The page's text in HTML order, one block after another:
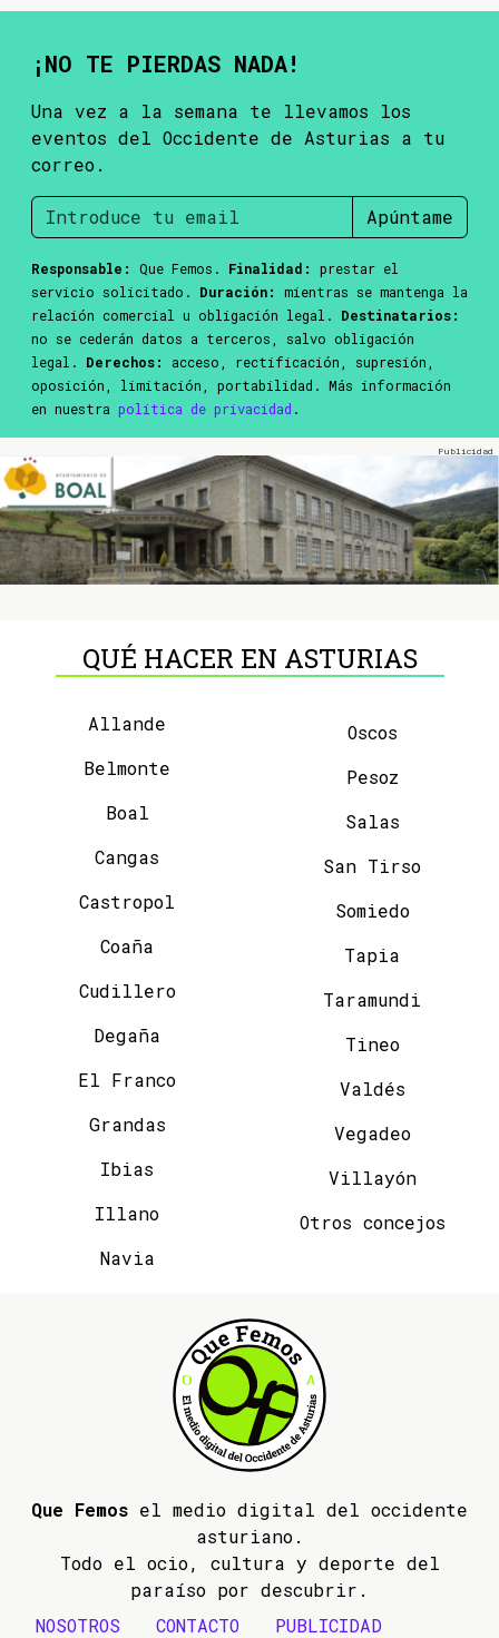
¡NO TE PIERDAS NADA!
Una vez a la semana te llevamos los
eventos del Occidente de Asturias a tu
correo.
Apúntame
Responsable: Que Femos. Finalidad:
prestar el
servicio solicitado. Duración:
mientras se mantenga la
relación comercial u obligación legal. Destinatarios:
no se cederán datos a terceros, salvo obligación
legal. Derechos:
acceso, rectificación, supresión,
oposición, limitación, portabilidad. Más información
en nuestra política de privacidad .
QUÉ HACER EN ASTURIAS
Allande
Belmonte
Boal
Cangas
Castropol
Coaña
Cudillero
Degaña
El Franco
Grandas
Ibias
Illano
Navia
Oscos
Pesoz
Salas
San Tirso
Somiedo
Tapia
Taramundi
Tineo
Valdés
Vegadeo
Villayón
Otros concejos
Que Femos el medio digital del occidente
asturiano.
Todo el ocio, cultura y deporte del
paraíso por descubrir.
NOSOTROS
CONTACTO PUBLICIDAD